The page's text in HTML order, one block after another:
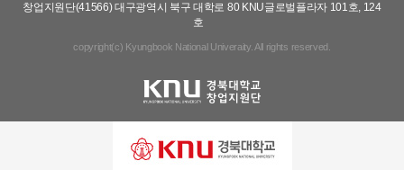
창업지원단(41566) 대구광역시 북구 대학로 80 KNU글로벌플라자 101호, 124
호
copyright(c) Kyungbook National Univeraity. All rights reserved.